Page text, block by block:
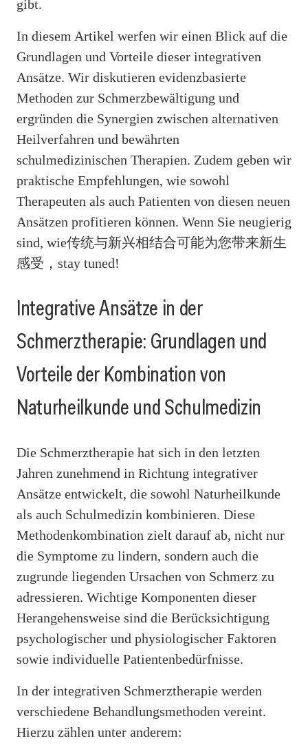
gibt.
In diesem Artikel werfen wir einen Blick auf die
Grundlagen und Vorteile dieser integrativen
Ansätze. Wir diskutieren evidenzbasierte
Methoden zur Schmerzbewältigung und
ergründen die Synergien zwischen alternativen
Heilverfahren und bewährten
schulmedizinischen Therapien. Zudem geben wir
praktische Empfehlungen, wie sowohl
Therapeuten als auch Patienten von diesen neuen
Ansätzen profitieren können. Wenn Sie neugierig
sind, wie传统与新兴相结合可能为您带来新生
感受，stay tuned!
Integrative Ansätze in der
Schmerztherapie: Grundlagen und
Vorteile der Kombination von
Naturheilkunde und Schulmedizin
Die Schmerztherapie hat sich in den letzten
Jahren zunehmend in Richtung integrativer
Ansätze entwickelt, die sowohl Naturheilkunde
als auch Schulmedizin kombinieren. Diese
Methodenkombination zielt darauf ab, nicht nur
die Symptome zu lindern, sondern auch die
zugrunde liegenden Ursachen von Schmerz zu
adressieren. Wichtige Komponenten dieser
Herangehensweise sind die Berücksichtigung
psychologischer und physiologischer Faktoren
sowie individuelle Patientenbedürfnisse.
In der integrativen Schmerztherapie werden
verschiedene Behandlungsmethoden vereint.
Hierzu zählen unter anderem: